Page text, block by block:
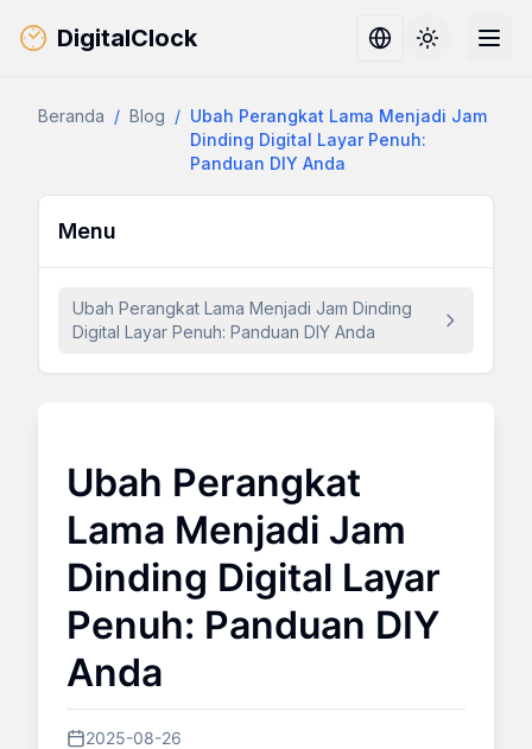
DigitalClock Toggle
Beranda / Blog / Ubah Perangkat Lama Menjadi Jam
Dinding Digital Layar Penuh:
Panduan DIY Anda
Menu
Ubah Perangkat Lama Menjadi Jam Dinding
Digital Layar Penuh: Panduan DIY Anda
Ubah Perangkat
Lama Menjadi Jam
Dinding Digital Layar
Penuh: Panduan DIY
Anda
2025-08-26